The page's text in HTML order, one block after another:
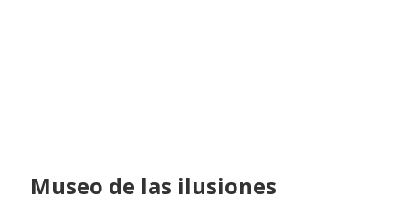
Museo de las ilusiones